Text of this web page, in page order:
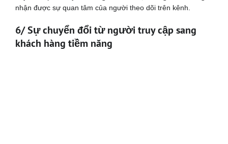
nhận được sự quan tâm của người theo dõi trên kênh.
6/ Sự chuyển đổi từ người truy cập sang
khách hàng tiềm năng